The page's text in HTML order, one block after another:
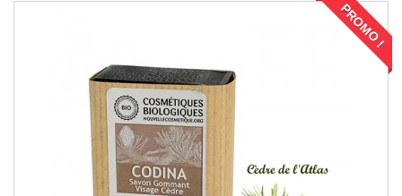
PROMO !